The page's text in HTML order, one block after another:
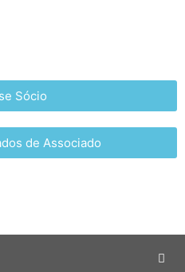
Sócio
de Associado